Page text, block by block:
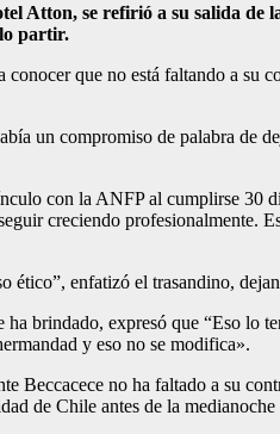
Atton, se refirió a su salida
partir.
que no está faltando a su
un compromiso de palabra de
con la ANFP al cumplirse 30
creciendo
ético”, enfatizó el trasandino,
brindado, expresó que “Eso
y eso no se modifica».
Beccacece no ha faltado a su
de Chile antes de la medianoche